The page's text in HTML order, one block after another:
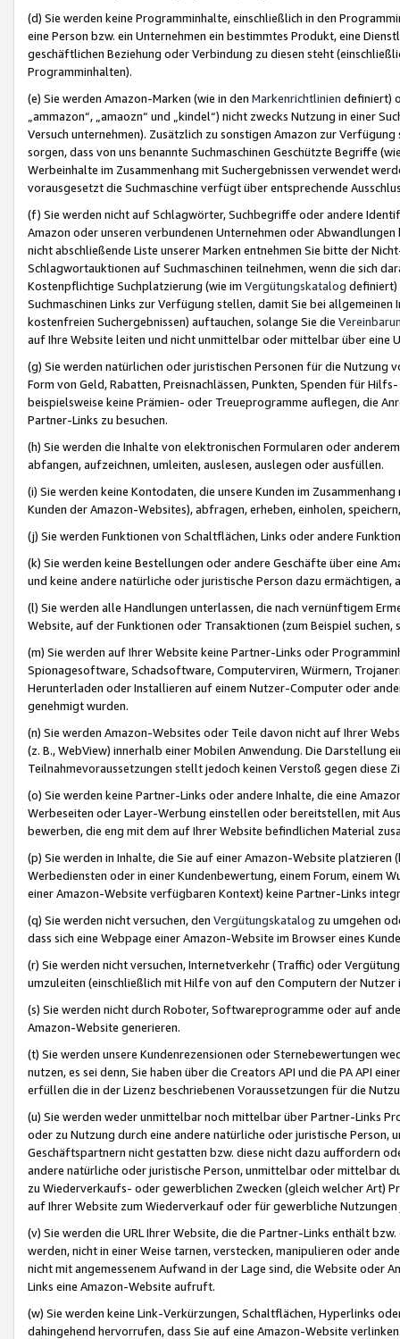
(d) Sie werden keine Programminhalte, einschließlich in den
eine Person bzw. ein Unternehmen ein bestimmtes Produkt, eine
geschäftlichen Beziehung oder Verbindung zu diesen steht
Programminhalten).
(e) Sie werden Amazon-Marken (wie in den Markenrichtlinien definiert)
„ammazon“, „amaozn“ und „kindel“) nicht zwecks Nutzung in einer
Versuch unternehmen). Zusätzlich zu sonstigen Amazon zur
sorgen, dass von uns benannte Suchmaschinen Geschützte Begriffe
Werbeinhalte im Zusammenhang mit Suchergebnissen verwendet
vorausgesetzt die Suchmaschine verfügt über entsprechende
(f) Sie werden nicht auf Schlagwörter, Suchbegriffe oder andere
Amazon oder unseren verbundenen Unternehmen oder
nicht abschließende Liste unserer Marken entnehmen Sie bitte der
Schlagwortauktionen auf Suchmaschinen teilnehmen, wenn die sich
Kostenpflichtige Suchplatzierung (wie im Vergütungskatalog definiert)
Suchmaschinen Links zur Verfügung stellen, damit Sie bei
kostenfreien Suchergebnissen) auftauchen, solange Sie die
auf Ihre Website leiten und nicht unmittelbar oder mittelbar über eine
(g) Sie werden natürlichen oder juristischen Personen für die Nutzung
Form von Geld, Rabatten, Preisnachlässen, Punkten, Spenden für
beispielsweise keine Prämien- oder Treueprogramme auflegen, die
Partner-Links zu besuchen.
(h) Sie werden die Inhalte von elektronischen Formularen oder
abfangen, aufzeichnen, umleiten, auslesen, auslegen oder ausfüllen.
(i) Sie werden keine Kontodaten, die unsere Kunden im
Kunden der Amazon-Websites), abfragen, erheben, einholen,
(j) Sie werden Funktionen von Schaltflächen, Links oder andere
(k) Sie werden keine Bestellungen oder andere Geschäfte über eine
und keine andere natürliche oder juristische Person dazu
(l) Sie werden alle Handlungen unterlassen, die nach vernünftigem
Website, auf der Funktionen oder Transaktionen (zum Beispiel
(m) Sie werden auf Ihrer Website keine Partner-Links oder
Spionagesoftware, Schadsoftware, Computerviren, Würmern,
Herunterladen oder Installieren auf einem Nutzer-Computer oder
genehmigt wurden.
(n) Sie werden Amazon-Websites oder Teile davon nicht auf Ihrer
(z. B., WebView) innerhalb einer Mobilen Anwendung. Die Darstellung
Teilnahmevoraussetzungen stellt jedoch keinen Verstoß gegen diese
(o) Sie werden keine Partner-Links oder andere Inhalte, die eine
Werbeseiten oder Layer-Werbung einstellen oder bereitstellen, mit
bewerben, die eng mit dem auf Ihrer Website befindlichen Material
(p) Sie werden in Inhalte, die Sie auf einer Amazon-Website
Werbediensten oder in einer Kundenbewertung, einem Forum, einem
einer Amazon-Website verfügbaren Kontext) keine Partner-Links
(q) Sie werden nicht versuchen, den Vergütungskatalog zu umgehen
dass sich eine Webpage einer Amazon-Website im Browser eines
(r) Sie werden nicht versuchen, Internetverkehr (Traffic) oder
umzuleiten (einschließlich mit Hilfe von auf den Computern der
(s) Sie werden nicht durch Roboter, Softwareprogramme oder auf
Amazon-Website generieren.
(t) Sie werden unsere Kundenrezensionen oder Sternebewertungen
nutzen, es sei denn, Sie haben über die Creators API und die PA API
erfüllen die in der Lizenz beschriebenen Voraussetzungen für die
(u) Sie werden weder unmittelbar noch mittelbar über Partner-Links
oder zu Nutzung durch eine andere natürliche oder juristische
Geschäftspartnern nicht gestatten bzw. diese nicht dazu auffordern
andere natürliche oder juristische Person, unmittelbar oder mittelbar
zu Wiederverkaufs- oder gewerblichen Zwecken (gleich welcher Art)
auf Ihrer Website zum Wiederverkauf oder für gewerbliche
(v) Sie werden die URL Ihrer Website, die die Partner-Links enthält
werden, nicht in einer Weise tarnen, verstecken, manipulieren oder
nicht mit angemessenem Aufwand in der Lage sind, die Website oder
Links eine Amazon-Website aufruft.
(w) Sie werden keine Link-Verkürzungen, Schaltflächen, Hyperlinks
dahingehend hervorrufen, dass Sie auf eine Amazon-Website